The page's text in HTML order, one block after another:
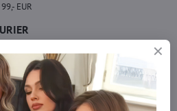
EUR
Hause.